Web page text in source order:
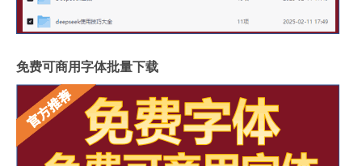
免费可商用字体批量下载